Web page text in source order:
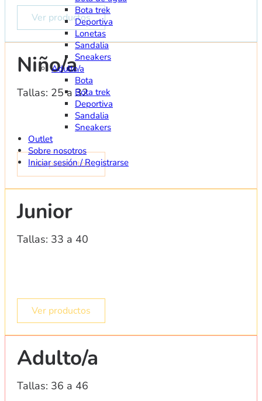
Ver productos
Niño/a
Tallas: 25 a 32
Ver productos
Junior
Tallas: 33 a 40
Ver productos
Adulto/a
Tallas: 36 a 46
Bota trek
Deportiva
Lonetas
Sandalia
Sneakers
Adulto/a
Bota
Bota trek
Deportiva
Sandalia
Sneakers
Outlet
Sobre nosotros
Iniciar sesión / Registrarse